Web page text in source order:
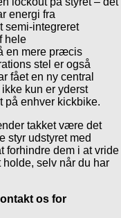
energi fra
semi-integreret
​​hele
en mere præcis
stel er også
fået en ny central
kun er yderst
på enhver kickbike.
takket være det
styr udstyret med
forhindre dem i at vride
selv når du har
os for